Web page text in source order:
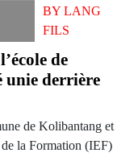
BYLANG
FILS
de
unie derrière
de Kolibantang et
de la Formation (IEF)